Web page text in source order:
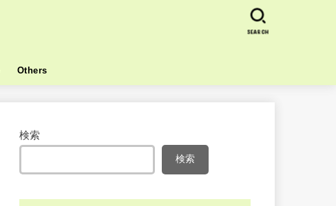
Others
SEARCH
検索
検索